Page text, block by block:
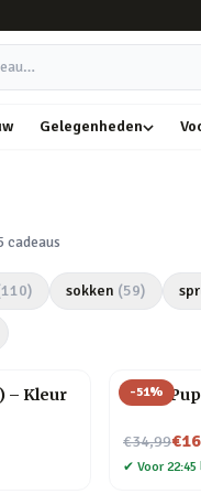
Gelegenheden
cadeaus
110) sokken (59)
– Kleur -51%
Slush
€34,99
Nu voor
✔ Voor